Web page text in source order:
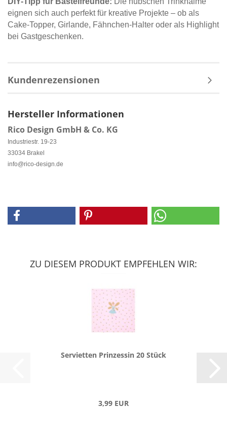
eignen sich auch perfekt für kreative Projekte – ob als
Cake-Topper, Girlande, Fähnchen-Halter oder als Highlight
bei Gastgeschenken.
Kundenrezensionen
Hersteller Informationen
Rico Design GmbH & Co. KG
Industriestr. 19-23
33034 Brakel
info@rico-design.de
ZU DIESEM PRODUKT EMPFEHLEN WIR:
Ser­vi­et­ten Prin­zes­sin 20 Stück
3,99 EUR